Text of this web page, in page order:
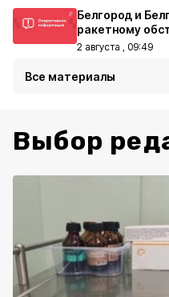
Белгород и
ракетному
2 августа , 09:49
Все материалы
Выбор